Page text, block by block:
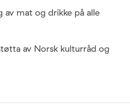
av mat og drikke på alle
av Norsk kulturråd og